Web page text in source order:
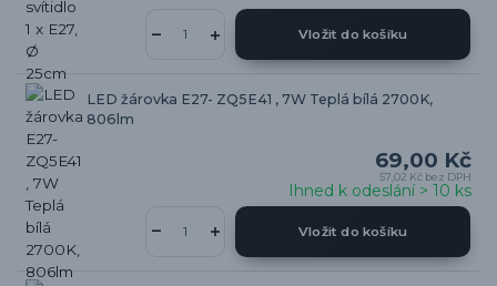
Vložit do košíku
LED žárovka E27- ZQ5E41 , 7W Teplá bílá 2700K,
806lm
69,00 Kč
57,02 Kč bez DPH
Ihned k odeslání > 10 ks
Vložit do košíku